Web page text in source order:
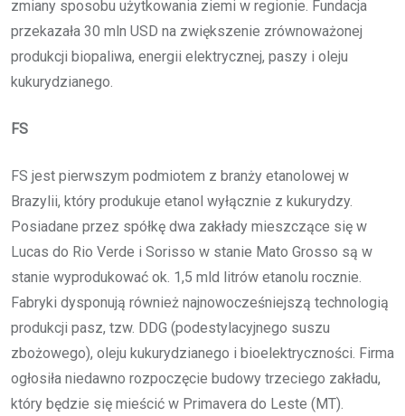
zmiany sposobu użytkowania ziemi w regionie. Fundacja
przekazała 30 mln USD na zwiększenie zrównoważonej
produkcji biopaliwa, energii elektrycznej, paszy i oleju
kukurydzianego.
FS
FS jest pierwszym podmiotem z branży etanolowej w
Brazylii, który produkuje etanol wyłącznie z kukurydzy.
Posiadane przez spółkę dwa zakłady mieszczące się w
Lucas do Rio Verde i Sorisso w stanie Mato Grosso są w
stanie wyprodukować ok. 1,5 mld litrów etanolu rocznie.
Fabryki dysponują również najnowocześniejszą technologią
produkcji pasz, tzw. DDG (podestylacyjnego suszu
zbożowego), oleju kukurydzianego i bioelektryczności. Firma
ogłosiła niedawno rozpoczęcie budowy trzeciego zakładu,
który będzie się mieścić w Primavera do Leste (MT).